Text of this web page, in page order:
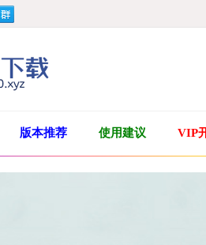
版本推荐 使用建议 VIP